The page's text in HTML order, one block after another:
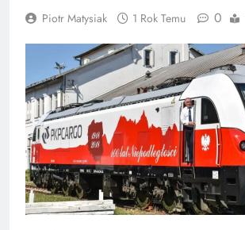
Piotr Matysiak 1 Rok Temu 0